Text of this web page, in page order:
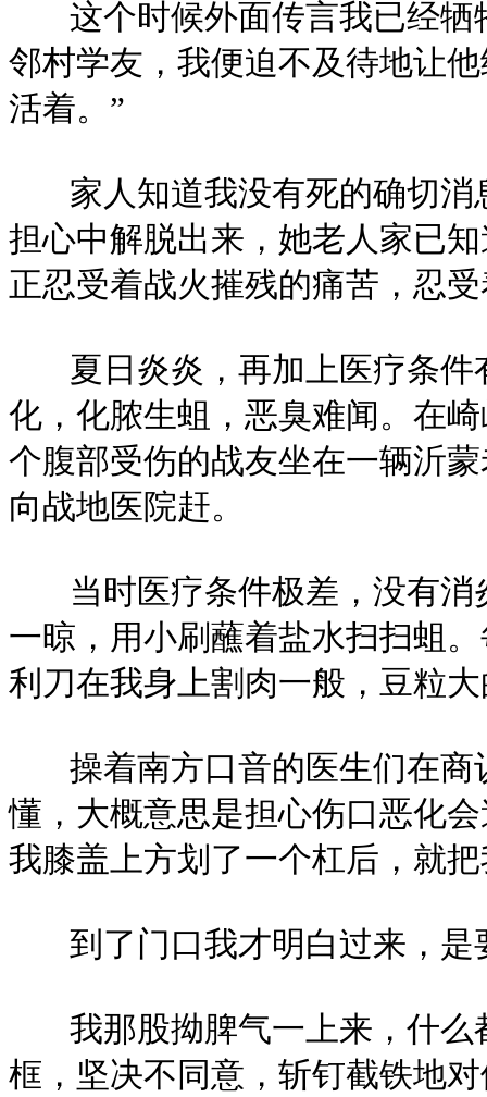
这个时候外面传言我已经牺
邻村学友，我便迫不及待地让
活着。”
家人知道我没有死的确切消
担心中解脱出来，她老人家已
正忍受着战火摧残的痛苦，忍
夏日炎炎，再加上医疗条件
化，化脓生蛆，恶臭难闻。在
个腹部受伤的战友坐在一辆沂
向战地医院赶。
当时医疗条件极差，没有消
一晾，用小刷蘸着盐水扫扫蛆
利刀在我身上割肉一般，豆粒
操着南方口音的医生们在商
懂，大概意思是担心伤口恶化
我膝盖上方划了一个杠后，就
到了门口我才明白过来，是
我那股拗脾气一上来，什么
框，坚决不同意，斩钉截铁地